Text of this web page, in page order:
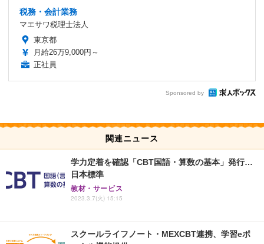
税務・会計業務
マエサワ税理士法人
東京都
月給26万9,000円～
正社員
Sponsored by
関連ニュース
学力定着を確認「CBT国語・算数の基本」発行…
日本標準
教材・サービス
2023.3.7(火) 15:15
スクールライフノート・MEXCBT連携、学習eポ